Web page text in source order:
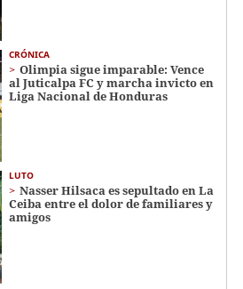
CRÓNICA
Olimpia sigue imparable: Vence
al Juticalpa FC y marcha invicto en
Liga Nacional de Honduras
LUTO
Nasser Hilsaca es sepultado en La
Ceiba entre el dolor de familiares y
amigos